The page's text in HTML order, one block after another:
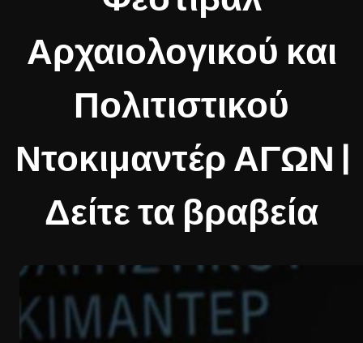
Αρχαιολογικού και
Πολιτιστικού
Ντοκιμαντέρ ΑΓΩΝ |
Δείτε τα βραβεία